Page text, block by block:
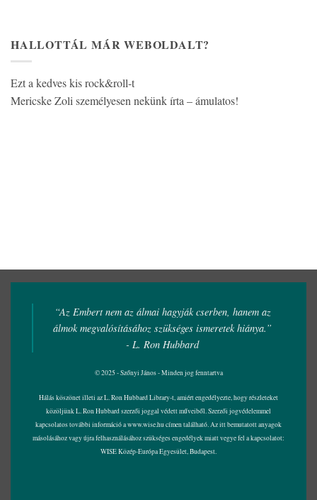
HALLOTTÁL MÁR WEBOLDALT?
Ezt a kedves kis rock&roll-t
Mericske Zoli személyesen nekünk írta – ámulatos!
“Az Embert nem az álmai hagyják cserben, hanem az
álmok megvalósításához szükséges ismeretek hiánya.”
- L. Ron Hubbard
© 2025 - Szőnyi János - Minden jog fenntartva
Hálás köszönet illeti az L. Ron Hubbard Library-t, amiért engedélyezte, hogy részleteket
közöljünk L. Ron Hubbard szerzői joggal védett műveiből. Szerzői jogvédelemmel
kapcsolatos további információ awww.wise.hucímen található. Az itt bemutatott anyagok
másolásához vagy újra felhasználásához szükséges engedélyek miatt vegye fel a kapcsolatot:
WISE Közép-Európa Egyesület, Budapest.